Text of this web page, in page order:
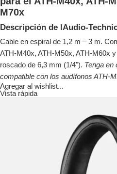
M70x
Descripción de lAudio-
Cable en espiral de 1,2 m – 3 m.
ATH-M40x, ATH-M50x, ATH-M60x
roscado de 6,3 mm (1/4"). Tenga en
compatible con los audífonos ATH-
Agregar al wishlist...
Vista rápida